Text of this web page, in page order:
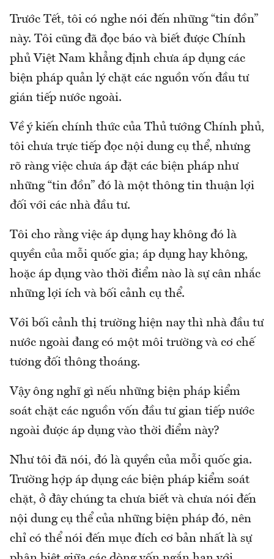
Trước Tết, tôi có nghe nói đến những “tin đồn”
này. Tôi cũng đã đọc báo và biết được Chính
phủ Việt Nam khẳng định chưa áp dụng các
biện pháp quản lý chặt các nguồn vốn đầu tư
gián tiếp nước ngoài.
Về ý kiến chính thức của Thủ tướng Chính phủ,
tôi chưa trực tiếp đọc nội dung cụ thể, nhưng
rõ ràng việc chưa áp đặt các biện pháp như
những “tin đồn” đó là một thông tin thuận lợi
đối với các nhà đầu tư.
Tôi cho rằng việc áp dụng hay không đó là
quyền của mỗi quốc gia; áp dụng hay không,
hoặc áp dụng vào thời điểm nào là sự cân nhắc
những lợi ích và bối cảnh cụ thể.
Với bối cảnh thị trường hiện nay thì nhà đầu tư
nước ngoài đang có một môi trường và cơ chế
tương đối thông thoáng.
Vậy ông nghĩ gì nếu những biện pháp kiểm
soát chặt các nguồn vốn đầu tư gian tiếp nước
ngoài được áp dụng vào thời điểm này?
Như tôi đã nói, đó là quyền của mỗi quốc gia.
Trường hợp áp dụng các biện pháp kiểm soát
chặt, ở đây chúng ta chưa biết và chưa nói đến
nội dung cụ thể của những biện pháp đó, nên
chỉ có thể nói đến mục đích cơ bản nhất là sự